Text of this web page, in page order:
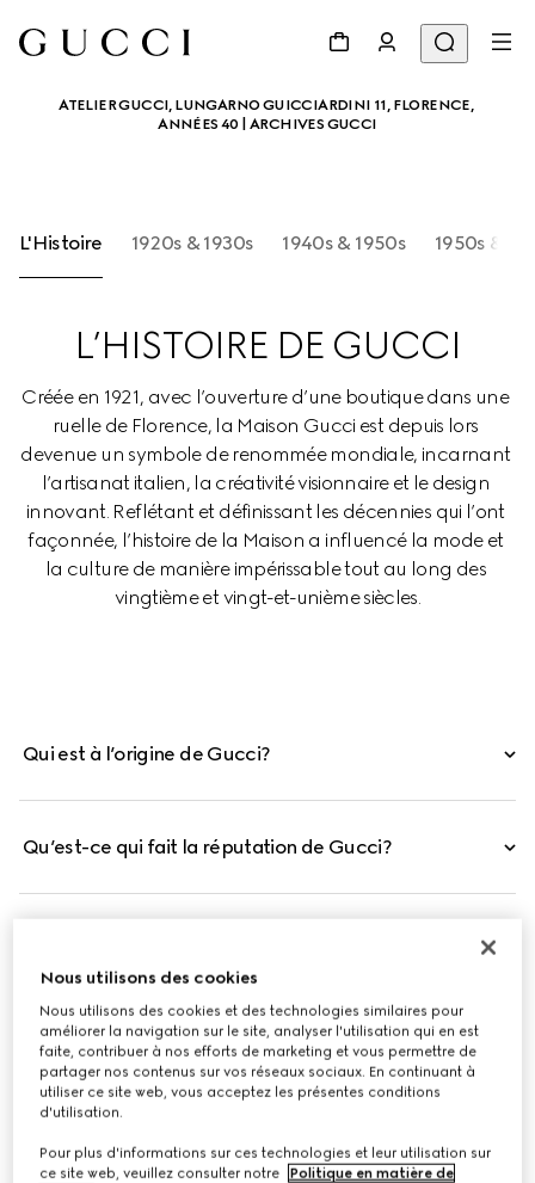
ATELIER GUCCI, LUNGARNO GUICCIARDINI 11, FLORENCE,
ANNÉES 40 | ARCHIVES GUCCI
L'Histoire 1920s & 1930s 1940s & 1950s 1950s
L’HISTOIRE DE GUCCI
Créée en 1921, avec l’ouverture d’une boutique dans une
ruelle de Florence, la Maison Gucci est depuis lors
devenue un symbole de renommée mondiale, incarnant
l’artisanat italien, la créativité visionnaire et le design
innovant. Reflétant et définissant les décennies qui l’ont
façonnée, l’histoire de la Maison a influencé la mode et
la culture de manière impérissable tout au long des
vingtième et vingt-et-unième siècles.
Qui est à l’origine de Gucci?
Qu’est-ce qui fait la réputation de Gucci?
LA CHRONOLOGIE DE
GUCCI
Nous utilisons des cookies
Nous utilisons des cookies et des technologies similaires pour
améliorer la navigation sur le site, analyser l'utilisation qui en est
faite, contribuer à nos efforts de marketing et vous permettre de
partager nos contenus sur vos réseaux sociaux. En continuant à
utiliser ce site web, vous acceptez les présentes conditions
d'utilisation.
Pour plus d'informations sur ces technologies et leur utilisation sur
ce site web, veuillez consulter notre
Politique en matière de